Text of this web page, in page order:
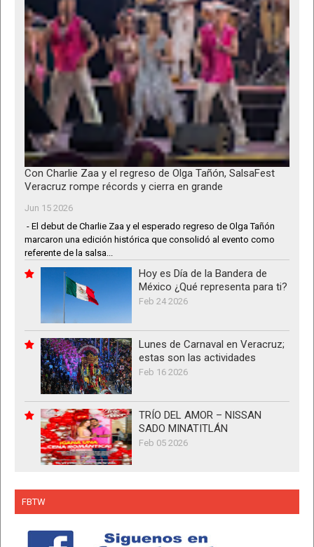
Con Charlie Zaa y el regreso de Olga Tañón, SalsaFest
Veracruz rompe récords y cierra en grande
Jun 15 2026
- El debut de Charlie Zaa y el esperado regreso de Olga Tañón
marcaron una edición histórica que consolidó al evento como
referente de la salsa...
Hoy es Día de la Bandera de
México ¿Qué representa para ti?
Feb 24 2026
Lunes de Carnaval en Veracruz;
estas son las actividades
Feb 16 2026
TRÍO DEL AMOR – NISSAN
SADO MINATITLÁN
Feb 05 2026
FBTW